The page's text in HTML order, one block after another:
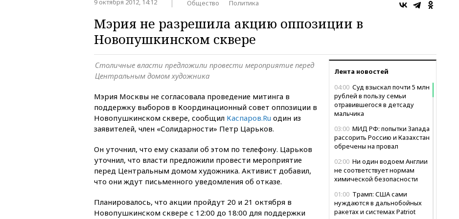
9 октября 2012, 14:12 Общество Политика
Мэрия не разрешила акцию оппозиции в
Новопушкинском сквере
Лента новостей
04:00 Суд взыскал почти 5 млн
рублей в пользу семьи
отравившегося в детсаду
мальчика
03:00 МИД РФ: попытки Запада
рассорить Россию и Казахстан
обречены на провал
02:00 Ни один водоем Англии
не соответствует нормам
химической безопасности
01:00 Трамп: США сами
нуждаются в дальнобойных
ракетах и системах Patriot
Столичные власти предложили провести мероприятие перед
Центральным домом художника
Мэрия Москвы не согласовала проведение митинга в
поддержку выборов в Координационный совет оппозиции в
Новопушкинском сквере, сообщил Каспаров.Ru один из
заявителей, член «Солидарности» Петр Царьков.
Он уточнил, что ему сказали об этом по телефону. Царьков
уточнил, что власти предложили провести мероприятие
перед Центральным домом художника. Активист добавил,
что они ждут письменного уведомления об отказе.
Планировалось, что акции пройдут 20 и 21 октября в
Новопушкинском сквере с 12:00 до 18:00 для поддержки